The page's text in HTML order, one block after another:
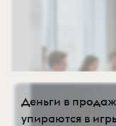
Деньги в
упираются в